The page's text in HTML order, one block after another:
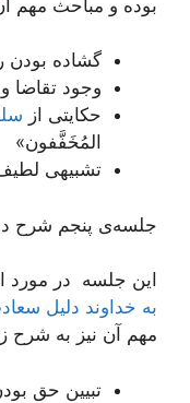
بوده و مباحث مهم
گشاده بودن
وجود تقاضا
حکایتی از
المُخَفَّفون»
تشبیهی
جلسه‌ی پنجم شرح
این جلسه در مورد
به خداوند دلیل
مهم آن نیز به شرح
تبیین حق